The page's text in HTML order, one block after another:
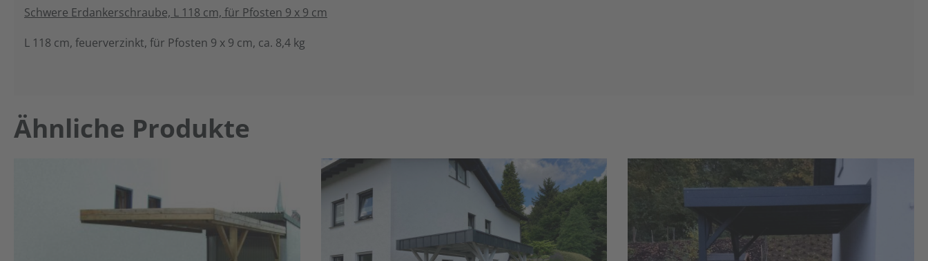
Schwere Erdankerschraube, L 118 cm, für Pfosten 9 x 9 cm
L 118 cm, feuerverzinkt, für Pfosten 9 x 9 cm, ca. 8,4 kg
Produktgalerie überspringen
Ähnliche Produkte